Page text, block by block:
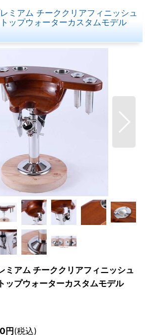
アム チーククリアフィニッシュ
ップウォーターカスタムモデル
アム チーククリアフィニッシュ
ップウォーターカスタムモデル
円(税込)